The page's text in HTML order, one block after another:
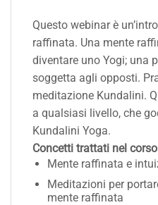
Questo webinar è
raffinata. Una mente
diventare uno Yogi; una
soggetta agli opposti.
meditazione Kundalini.
a qualsiasi livello, che
Kundalini Yoga.
Concetti trattati nel
Mente raffinata e
Meditazioni per
mente raffinata